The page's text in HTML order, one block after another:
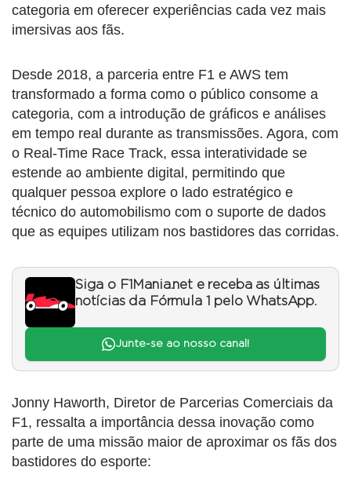
categoria em oferecer experiências cada vez mais
imersivas aos fãs.
Desde 2018, a parceria entre F1 e AWS tem
transformado a forma como o público consome a
categoria, com a introdução de gráficos e análises
em tempo real durante as transmissões. Agora, com
o Real-Time Race Track, essa interatividade se
estende ao ambiente digital, permitindo que
qualquer pessoa explore o lado estratégico e
técnico do automobilismo com o suporte de dados
que as equipes utilizam nos bastidores das corridas.
Siga o F1Mania.net e receba as últimas
notícias da Fórmula 1 pelo WhatsApp.
Junte-se ao nosso canal!
Jonny Haworth, Diretor de Parcerias Comerciais da
F1, ressalta a importância dessa inovação como
parte de uma missão maior de aproximar os fãs dos
bastidores do esporte: